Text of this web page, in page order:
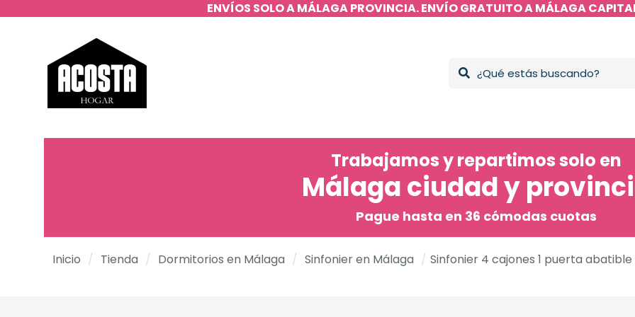
ENVÍOS SOLO A MÁLAGA PROVINCIA. ENVÍO GRATUITO A MÁLAGA
Trabajamos y repartimos solo en
Málaga ciudad y
Pague hasta en 36 cómodas cuotas
Inicio / Tienda / Dormitorios en Málaga / Sinfonier en Málaga / Sinfonier 4 cajones 1 puerta abatible